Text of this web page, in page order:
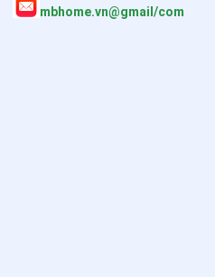
mbhome.vn@gmail/com